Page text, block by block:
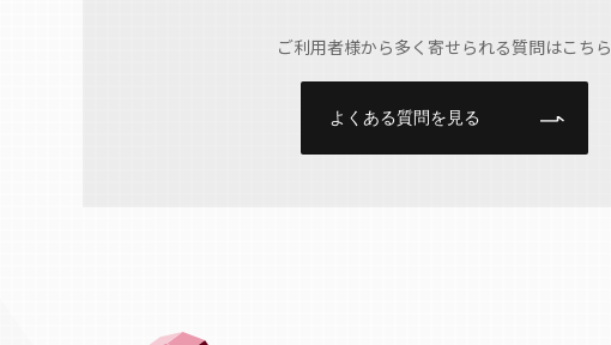
ご利用者様から多く寄せられる質問はこちら
よくある質問を見る